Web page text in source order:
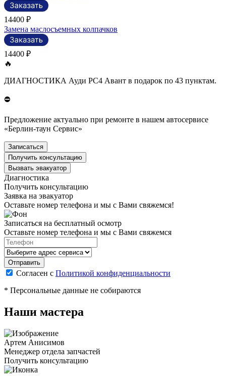
14400 ₽
Замена маслосъемных колпачков
14400 ₽
🔥
ДИАГНОСТИКА Ауди РС4 Авант в подарок по 43 пунктам.
⛔
Предложение актуально при ремонте в нашем автосервисе
«Берлин-таун Сервис»
Записаться
Получить консультацию
Вызвать эвакуатор
Диагностика
Получить консультацию
Заявка на эвакуатор
Оставьте номер телефона и мы с Вами свяжемся!
Записаться на бесплатный осмотр
Оставьте номер телефона и мы с Вами свяжемся
Согласен с Политикой конфиденциальности
* Персональные данные не собираются
Наши мастера
Артем Анисимов
Менеджер отдела запчастей
Получить консультацию